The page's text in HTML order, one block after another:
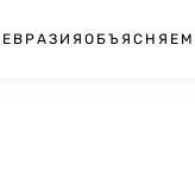
ЕВРАЗИЯ ОБЪЯСНЯЕМ